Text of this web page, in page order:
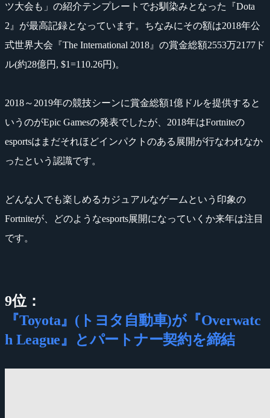
ツ大会も」の紹介テンプレートでお馴染みとなった『Dota
2』が最高記録となっています。ちなみにその額は2018年公
式世界大会『The International 2018』の賞金総額2553万2177ド
ル(約28億円, $1=110.26円)。
2018～2019年の競技シーンに賞金総額1億ドルを提供すると
いうのがEpic Gamesの発表でしたが、2018年はFortniteの
esportsはまだそれほどインパクトのある展開が行なわれなか
ったという認識です。
どんな人でも楽しめるカジュアルなゲームという印象の
Fortniteが、どのようなesports展開になっていくか来年は注目
です。
9位：
『Toyota』(トヨタ自動車)が『Overwatc
h League』とパートナー契約を締結